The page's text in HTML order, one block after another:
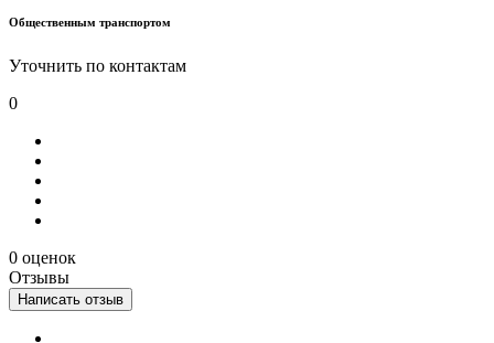
Общественным транспортом
Уточнить по контактам
0
0 оценок
Отзывы
Написать отзыв